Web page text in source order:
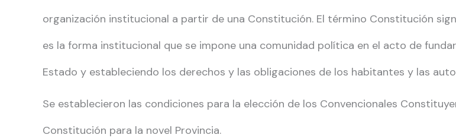
organización institucional a partir de una Constitución. El término Constitución
es la forma institucional que se impone una comunidad política en el acto de
Estado y estableciendo los derechos y las obligaciones de los habitantes y las
Se establecieron las condiciones para la elección de los Convencionales
Constitución para la novel Provincia.